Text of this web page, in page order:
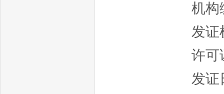
机构
发证
许可
发证